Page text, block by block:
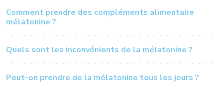
Comment prendre des compléments alimentaire
mélatonine ?
Quels sont les inconvénients de la mélatonine ?
Peut-on prendre de la mélatonine tous les jours ?